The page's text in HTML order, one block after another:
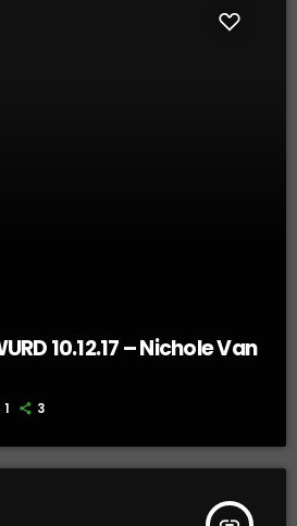
10.12.17 – Nichole Van
1 3